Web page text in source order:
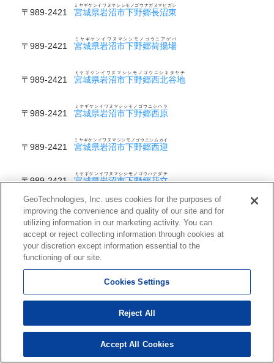
〒989-2421 宮城県岩沼市下野郷長沼東
ミヤギケンイワヌマシシモノゴウナガヌマヒガシ
〒989-2421 宮城県岩沼市下野郷荷揚場
ミヤギケンイワヌマシシモノゴウニアゲバ
〒989-2421 宮城県岩沼市下野郷西北谷地
ミヤギケンイワヌマシシモノゴウニシキタヤチ
〒989-2421 宮城県岩沼市下野郷西原
ミヤギケンイワヌマシシモノゴウニシハラ
〒989-2421 宮城県岩沼市下野郷西迎
ミヤギケンイワヌマシシモノゴウニシムカイ
〒989-2421 宮城県岩沼市下野郷花立
ミヤギケンイワヌマシシモノゴウハナダテ
〒989-2421 宮城県岩沼市下野郷浜
ミヤギケンイワヌマシシモノゴウハマ
〒989-2421 宮城県岩沼市下野郷東北谷地
宮城県岩沼市下野郷東長沼
宮城県岩沼市下野郷菱沼
宮城県岩沼市下野郷藤曽根
ミヤギケンイワヌマシシモノゴウフジソネ
GeoTechnologies, Inc. uses cookies for the purposes of
improving the convenience and quality of our site and for
utilizing information in our marketing activity. You can
accept or reject collecting information through cookies at
your discretion except information essential to the
functioning of our site.
Cookies Settings
Reject All
Accept All Cookies